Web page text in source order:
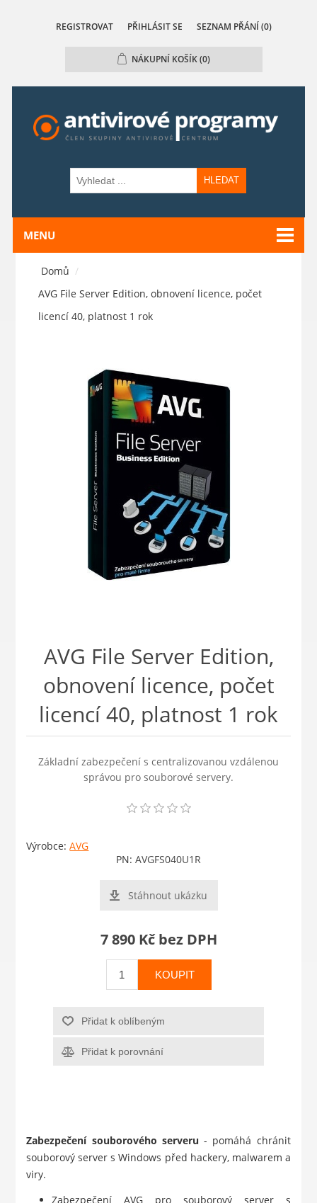
REGISTROVAT PŘIHLÁSIT SE SEZNAM PŘÁNÍ (0)
NÁKUPNÍ KOŠÍK(0)
HLEDAT
MENU
Domů /
AVG File Server Edition, obnovení licence, počet
licencí 40, platnost 1 rok
AVG File Server Edition,
obnovení licence, počet
licencí 40, platnost 1 rok
Základní zabezpečení s centralizovanou vzdálenou
správou pro souborové servery.
Výrobce: AVG
PN: AVGFS040U1R
Stáhnout ukázku
7 890 Kč bez DPH
KOUPIT
Přidat k oblíbeným
Přidat k porovnání
Zabezpečení souborového serveru - pomáhá chránit
souborový server s Windows před hackery, malwarem a
viry.
Zabezpečení AVG pro souborový server s